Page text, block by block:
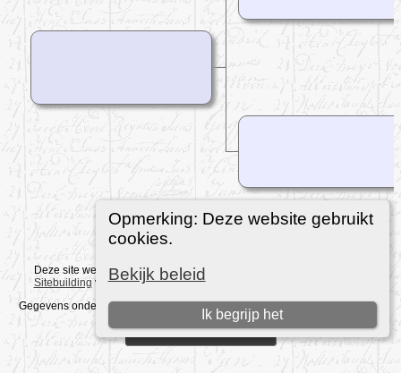
Opmerking: Deze website gebruikt
cookies.
Bekijk beleid
Ik begrijp het
Deze site werd aangemaakt doorThe Next Generation of Genealogy
Sitebuilding v. 15.0.5, geschreven door Darrin Lythgoe © 2001-2026.
Gegevens onderhouden doorJacob Kroezen. |Data Beschermings Beleid
Ga naar standaard site